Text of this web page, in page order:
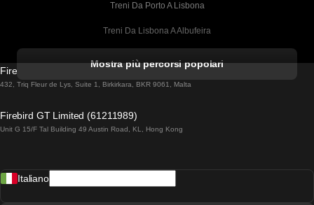
Treni Da Porto A Lisbona
Treni Da Lisbona A Albufeira
Treni Da Lisbona A Lagos
Treni Da Lisbona A Madrid
Mostra più percorsi popolari
Firebird GT Limited (OC 1451)
432, Triq Fleur de Lys, Suite 1, Birkirkara, BKR 9061, Malta
Firebird GT Limited (61211989)
Unit G 15/F Tal Building 49 Austin Road, KL, Hong Kong
Italiano